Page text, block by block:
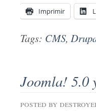
Imprimir
Tags: CMS,
Joomla! 5.0
posted by